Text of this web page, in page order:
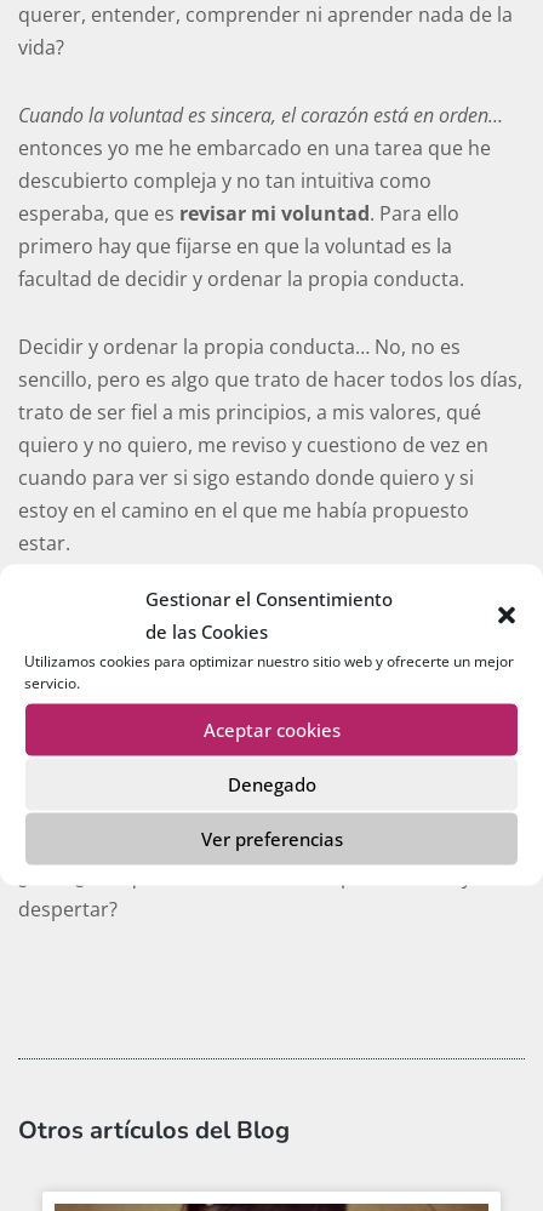
Gestionar el Consentimiento
de las Cookies
Utilizamos cookies para optimizar nuestro sitio web y ofrecerte un mejor
servicio.
Aceptar cookies
Denegado
Ver preferencias
querer, entender, comprender ni aprender nada de la
vida?
Cuando la voluntad es sincera, el corazón está en orden…
entonces yo me he embarcado en una tarea que he
descubierto compleja y no tan intuitiva como
esperaba, que es revisar mi voluntad. Para ello
primero hay que fijarse en que la voluntad es la
facultad de decidir y ordenar la propia conducta.
Decidir y ordenar la propia conducta… No, no es
sencillo, pero es algo que trato de hacer todos los días,
trato de ser fiel a mis principios, a mis valores, qué
quiero y no quiero, me reviso y cuestiono de vez en
cuando para ver si sigo estando donde quiero y si
estoy en el camino en el que me había propuesto
estar.
¿Qué tomo yo para ser feliz?Tomo decisiones
ordeno mi conducta y ofrezco la mejor versión de mí
misma. No una perfecta, sino una real y cuidada.
Ahora tendré que fijarme en si mi corazón está en
orden y según escribo lo sé, habrá que hacer un
esfuerzo más.
despertar?
Otros artículos del Blog